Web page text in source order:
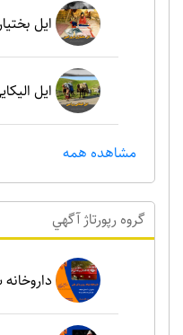
ایل
ایل
مشاهده همه
گروه رپورتاژ آگهي